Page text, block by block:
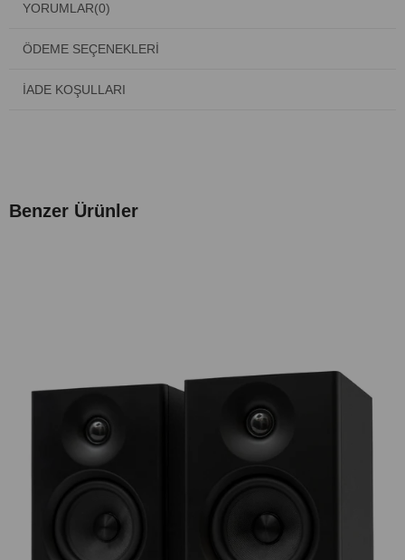
YORUMLAR(0)
ÖDEME SEÇENEKLERI
İADE KOŞULLARI
Benzer Ürünler